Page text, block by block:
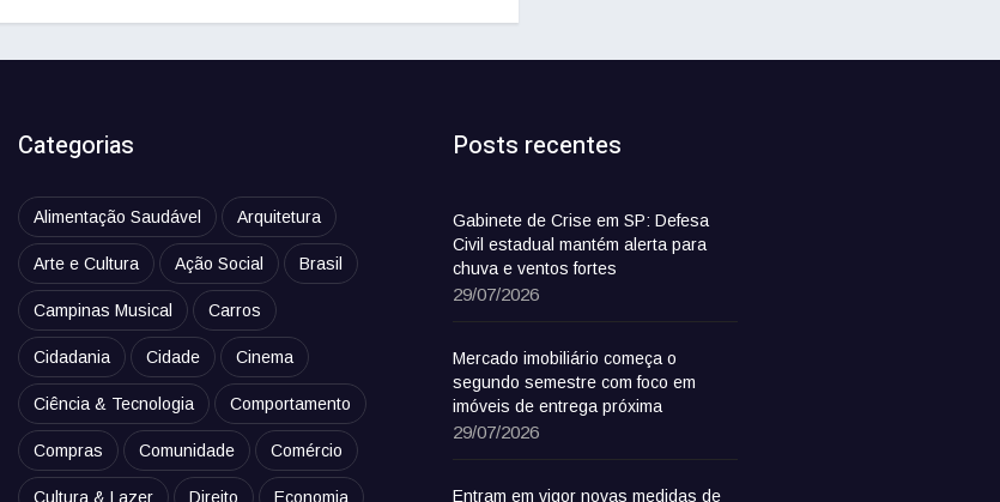
Categorias
Alimentação Saudável Arquitetura
Arte e Cultura Ação Social Brasil
Campinas Musical Carros
Cidadania Cidade Cinema
Ciência & Tecnologia Comportamento
Compras Comunidade Comércio
Cultura & Lazer Direito Economia
Posts recentes
Gabinete de Crise em SP: Defesa
Civil estadual mantém alerta para
chuva e ventos fortes
29/07/2026
Mercado imobiliário começa o
segundo semestre com foco em
imóveis de entrega próxima
29/07/2026
Entram em vigor novas medidas de